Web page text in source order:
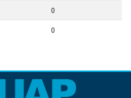
0
0